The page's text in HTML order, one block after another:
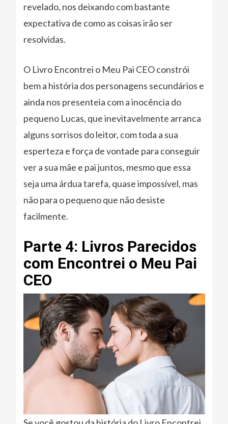
revelado, nos deixando com bastante
expectativa de como as coisas irão ser
resolvidas.
O Livro Encontrei o Meu Pai CEO constrói
bem a história dos personagens secundários e
ainda nos presenteia com a inocência do
pequeno Lucas, que inevitavelmente arranca
alguns sorrisos do leitor, com toda a sua
esperteza e força de vontade para conseguir
ver a sua mãe e pai juntos, mesmo que essa
seja uma árdua tarefa, quase impossível, mas
não para o pequeno que não desiste
facilmente.
Parte 4: Livros Parecidos
com Encontrei o Meu Pai
CEO